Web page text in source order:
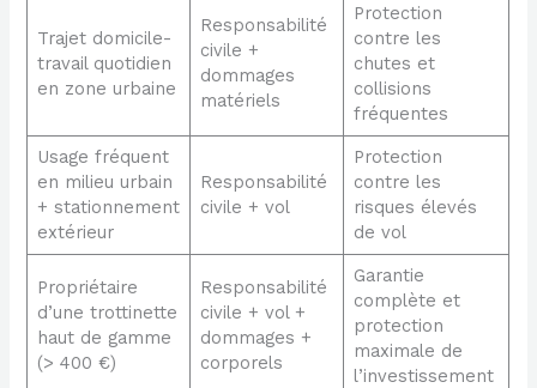
Trajet domicile-
travail quotidien
en zone urbaine
Responsabilité
civile +
dommages
matériels
Protection
contre les
chutes et
collisions
fréquentes
Usage fréquent
en milieu urbain
+ stationnement
extérieur
Responsabilité
civile + vol
Protection
contre les
risques élevés
de vol
Propriétaire
d’une trottinette
haut de gamme
(> 400 €)
Responsabilité
civile + vol +
dommages +
corporels
Garantie
complète et
protection
maximale de
l’investissement